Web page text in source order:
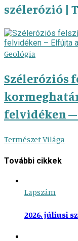
szélerózió |
Geológia
Széleróziós
felvidéken –
Természet Világa
További cikkek
Lapszám
2026. júliusi